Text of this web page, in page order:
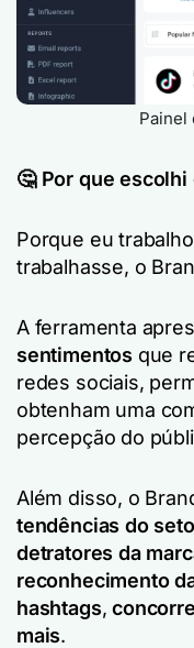
Painel
🤔 Por que escolhi
Porque eu
trabalhasse, o
A ferramenta
sentimentos que
redes sociais,
obtenham uma
percepção do
Além disso, o
tendências do
detratores da
reconhecimento
hashtags,
mais.